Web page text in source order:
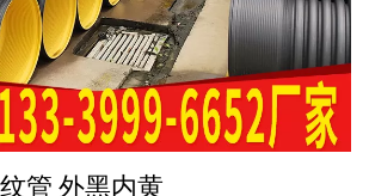
管 外黑内黄